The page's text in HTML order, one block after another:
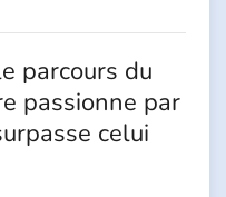
parcours du
passionne par
celui